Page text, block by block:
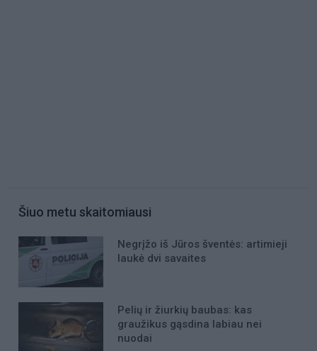
Šiuo metu skaitomiausi
Negrįžo iš Jūros šventės: artimieji
laukė dvi savaites
Pelių ir žiurkių baubas: kas
graužikus gąsdina labiau nei
nuodai